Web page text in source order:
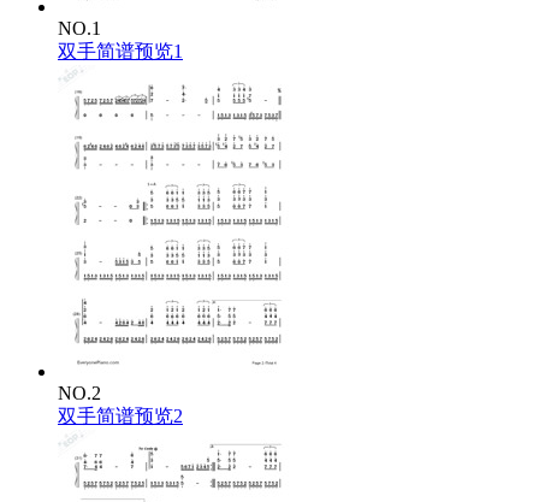
NO.1
双手简谱预览1
NO.2
双手简谱预览2